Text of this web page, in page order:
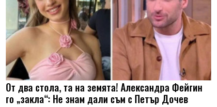
От два стола, та на земята! Александра Фейгин
го „закла“: Не знам дали съм с Петър Дочев